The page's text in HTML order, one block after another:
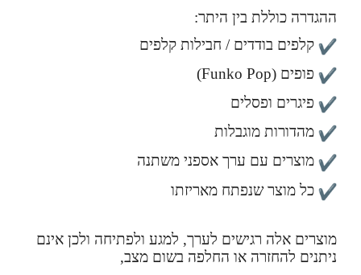
ההגדרה כוללת בין היתר:
קלפים בודדים / חבילות קלפים
פופים (Funko Pop)
פיגרים ופסלים
מהדורות מוגבלות
מוצרים עם ערך אספני משתנה
כל מוצר שנפתח מאריזתו
מוצרים אלה רגישים לערך, למגע ולפתיחה ולכן אינם
ניתנים להחזרה או החלפה בשום מצב,